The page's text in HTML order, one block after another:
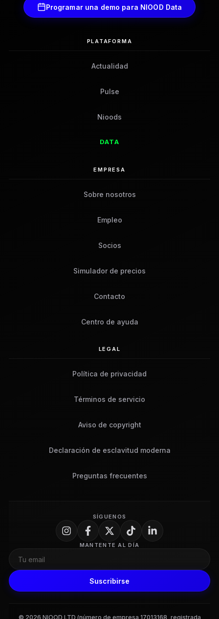
Programar una demo para NIOOD Data
PLATAFORMA
Actualidad
Pulse
Nioods
DATA
EMPRESA
Sobre nosotros
Empleo
Socios
Simulador de precios
Contacto
Centro de ayuda
LEGAL
Política de privacidad
Términos de servicio
Aviso de copyright
Declaración de esclavitud moderna
Preguntas frecuentes
SÍGUENOS
MANTENTE AL DÍA
Suscribirse
© 2026 NIOOD LTD (número de empresa 17013168, registrada